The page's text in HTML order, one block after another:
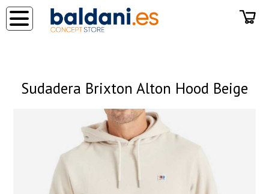
Sudadera Brixton Alton Hood Beige